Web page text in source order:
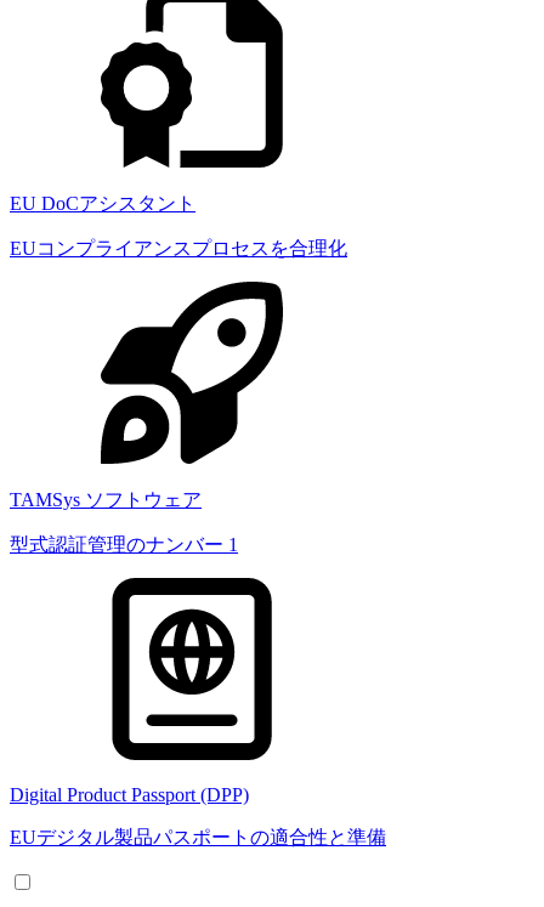
EU DoCアシスタント
EUコンプライアンスプロセスを合理化
TAMSys ソフトウェア
型式認証管理のナンバー 1
Digital Product Passport (DPP)
EUデジタル製品パスポートの適合性と準備